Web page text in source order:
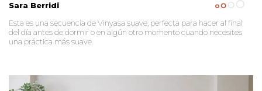
Sara Berridi
Esta es una secuencia de Vinyasa suave, perfecta para hacer al final
del día antes de dormir o en algún otro momento cuando necesites
una práctica más suave.